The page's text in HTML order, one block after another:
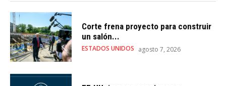
Corte frena proyecto para construir
un salón...
ESTADOS UNIDOS agosto 7, 2026